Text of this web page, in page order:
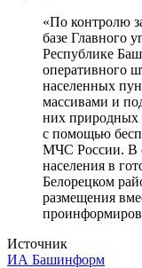
«По контролю
базе Главного
Республике
оперативного
населенных
массивами и
них природных
с помощью
МЧС России. В
населения в
Белорецком
размещения
Источник
ИА Башинформ